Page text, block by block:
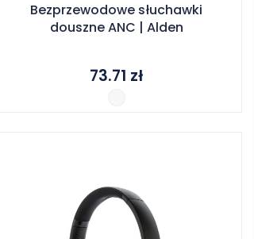
Bezprzewodowe słuchawki
douszne ANC | Alden
73.71 zł